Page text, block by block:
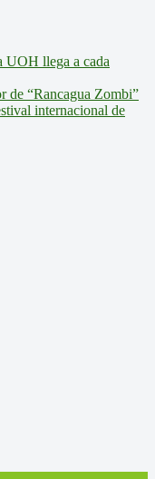
UOH llega a cada
de “Rancagua Zombi”
internacional de